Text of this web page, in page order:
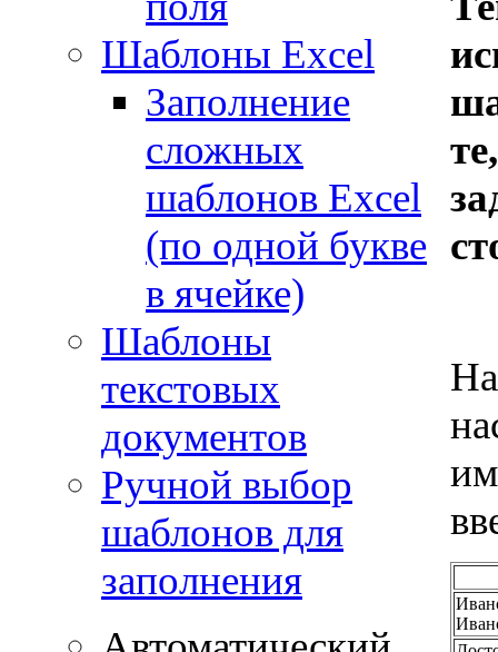
Шаблоны Excel
Заполнение
сложных
шаблонов Excel
(по одной букве
в ячейке)
Шаблоны
текстовых
документов
Ручной выбор
шаблонов для
заполнения